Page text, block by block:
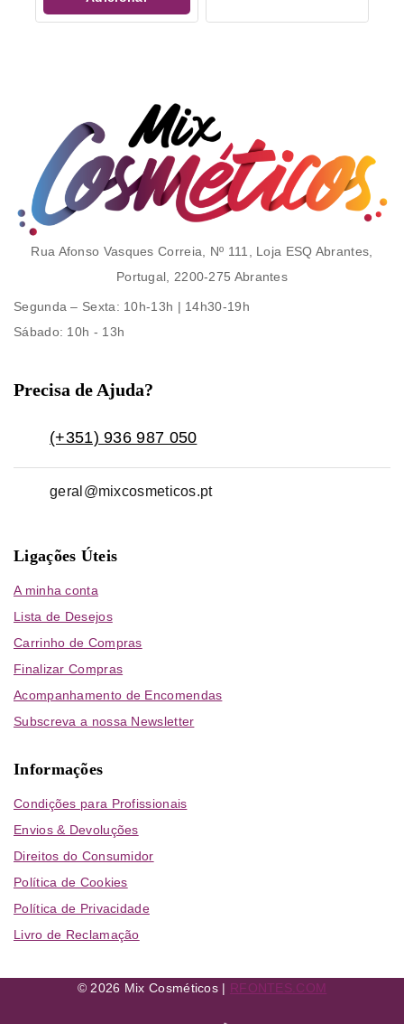
Rua Afonso Vasques Correia, Nº 111, Loja ESQ Abrantes,
Portugal, 2200-275 Abrantes
Segunda – Sexta: 10h-13h | 14h30-19h
Sábado: 10h - 13h
Precisa de Ajuda?
(+351) 936 987 050
geral@mixcosmeticos.pt
Ligações Úteis
A minha conta
Lista de Desejos
Carrinho de Compras
Finalizar Compras
Acompanhamento de Encomendas
Subscreva a nossa Newsletter
Informações
Condições para Profissionais
Envios & Devoluções
Direitos do Consumidor
Política de Cookies
Política de Privacidade
Livro de Reclamação
© 2026 Mix Cosméticos | RFONTES.COM